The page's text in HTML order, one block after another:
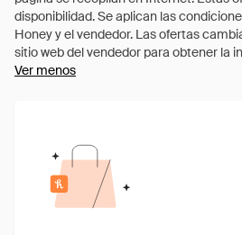
Ver menos